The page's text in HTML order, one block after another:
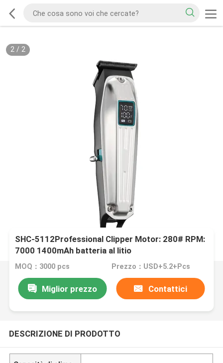
2/ 2
SHC-5112Professional Clipper Motor: 280# RPM:
7000 1400mAh batteria al litio
MOQ：3000 pcs Prezzo：USD+5.2+Pcs
Miglior prezzo Contattici
DESCRIZIONE DI PRODOTTO